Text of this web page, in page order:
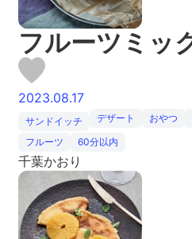
フルーツミッ
2023.08.17
サンドイッチ デザート おやつ
フルーツ
60分以内
千葉かおり